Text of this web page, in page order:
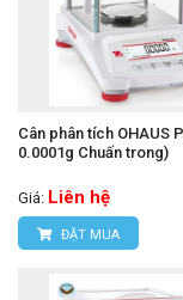
Cân phân tích OHAUS
0.0001g Chuấn trong)
Giá: Liên hệ
ĐẶT MUA